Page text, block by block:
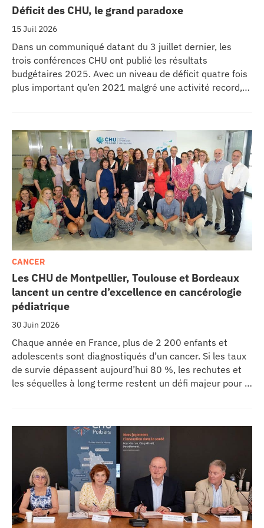
Déficit des CHU, le grand paradoxe
15 Juil 2026
Dans un communiqué datant du 3 juillet dernier, les
trois conférences CHU ont publié les résultats
budgétaires 2025. Avec un niveau de déficit quatre fois
plus important qu’en 2021 malgré une activité record,
Les CHU de Montpellier, Toulouse et Bordeaux
lancent un centre d’excellence en cancérologie
pédiatrique
30 Juin 2026
CANCER
Chaque année en France, plus de 2 200 enfants et
adolescents sont diagnostiqués d’un cancer. Si les taux
de survie dépassent aujourd’hui 80 %, les rechutes et
les séquelles à long terme restent un défi majeur pour la
l’Oncopole Claudius Regaud et de leurs partenaires,
lancent CIRCLE, un centre de recherche d’excellence
dédié aux cancers pédiatriques.